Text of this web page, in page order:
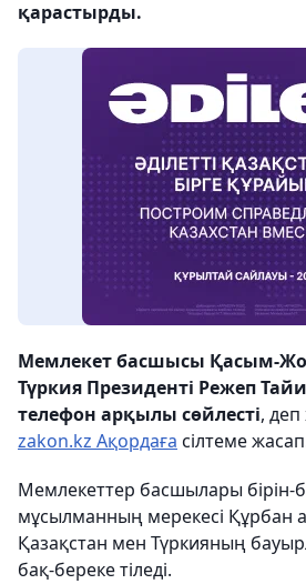
қарастырды.
Мемлекет басшысы Қасым-
Түркия Президенті Режеп
телефон арқылы сөйлесті,
zakon.kz Ақордаға сілтеме
Мемлекеттер басшылары бірін-
мұсылманның мерекесі Құрбан
Қазақстан мен Түркияның
бақ-береке тіледі.